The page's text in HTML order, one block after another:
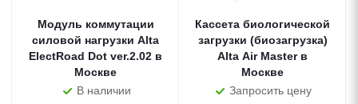
Модуль коммутации
силовой нагрузки Alta
ElectRoad Dot ver.2.02 в
Москве
В наличии
Кассета биологической
загрузки (биозагрузка)
Alta Air Master в
Москве
Запросить цену